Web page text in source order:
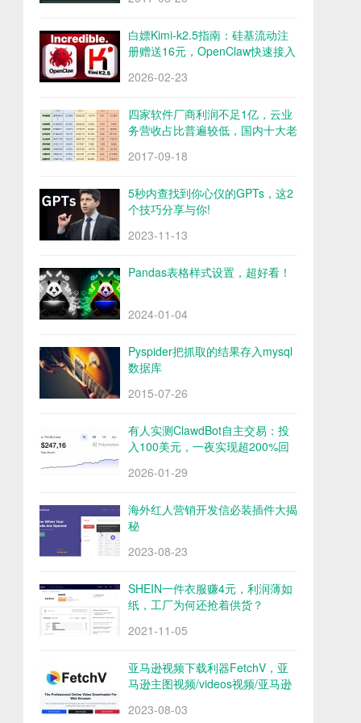
白嫖Kimi-k2.5指南：硅基流动注
册赠送16元，OpenClaw快速接入
2026-02-23
四家软件厂商利润不足1亿，云业
务营收占比普遍较低，国内十大老
2017-09-18
5秒内查找到你心仪的GPTs，这2
个技巧分享与你!
2023-11-13
Pandas表格样式设置，超好看！
2024-01-04
Pyspider把抓取的结果存入mysql
数据库
2015-07-26
有人实测ClawdBot自主交易：投
入100美元，一夜实现超200%回
2026-01-29
海外红人营销开发信必装插件大揭
秘
2023-08-23
SHEIN一件衣服赚4元，利润薄如
纸，工厂为何还抢着供货？
2021-11-05
亚马逊视频下载利器FetchV，亚
马逊主图视频/videos视频/亚马逊
2023-08-03